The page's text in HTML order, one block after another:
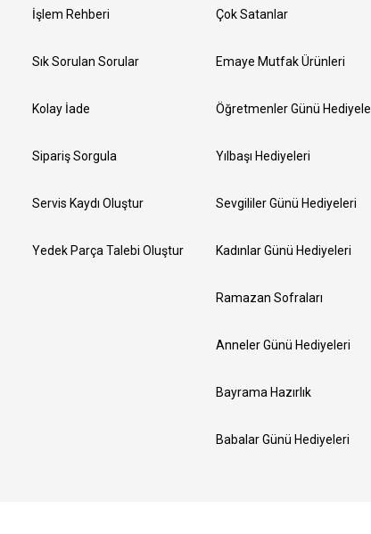
İşlem Rehberi
Sık Sorulan Sorular
Kolay İade
Sipariş Sorgula
Servis Kaydı Oluştur
Yedek Parça Talebi Oluştur
Çok Satanlar
Emaye Mutfak Ürünleri
Öğretmenler Günü
Yılbaşı Hediyeleri
Sevgililer Günü Hediyeleri
Kadınlar Günü Hediyeleri
Ramazan Sofraları
Anneler Günü Hediyeleri
Bayrama Hazırlık
Babalar Günü Hediyeleri